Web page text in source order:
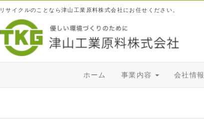
リサイクルのことなら津山工業原料株式会社にお任せください。
ホーム 事業内容 会社情報